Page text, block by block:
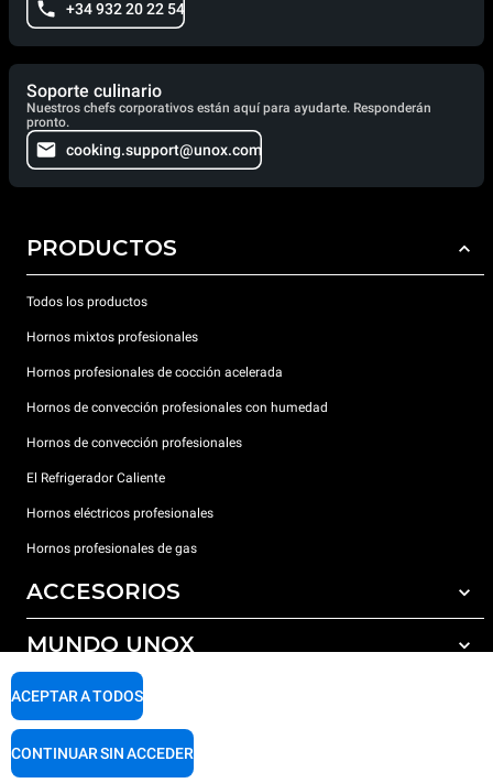
+34 932 20 22 54
Soporte culinario
Nuestros chefs corporativos están aquí para ayudarte. Responderán
pronto.
cooking.support@unox.com
PRODUCTOS
Todos los productos
Hornos mixtos profesionales
Hornos profesionales de cocción acelerada
Hornos de convección profesionales con humedad
Hornos de convección profesionales
El Refrigerador Caliente
Hornos eléctricos profesionales
Hornos profesionales de gas
ACCESORIOS
Todos los accesorios
Detergentes para lavado automático
Detergentes para lavado manual
Tratamiento de agua con filtros de resina
MUNDO UNOX
Nuestras sedes en el mundo
SOPORTE
Garantía Unox
ACEPTAR A TODOS
CONTINUAR SIN ACCEDER